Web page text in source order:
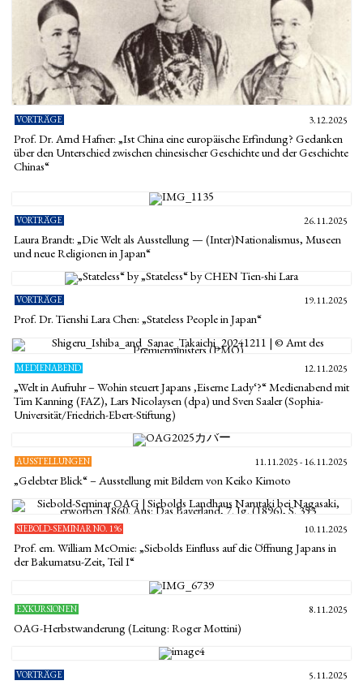
VORTRÄGE 3.12.2025
Prof. Dr. Arnd Hafner: „Ist China eine europäische Erfindung? Gedanken
über den Unterschied zwischen chinesischer Geschichte und der Geschichte
Chinas“
VORTRÄGE 26.11.2025
Laura Brandt: „Die Welt als Ausstellung — (Inter)Nationalismus, Museen
und neue Religionen in Japan“
VORTRÄGE 19.11.2025
Prof. Dr. Tienshi Lara Chen: „Stateless People in Japan“
MEDIENABEND 12.11.2025
„Welt in Aufruhr – Wohin steuert Japans ‚Eiserne Lady‘?“ Medienabend mit
Tim Kanning (FAZ), Lars Nicolaysen (dpa) und Sven Saaler (Sophia-
Universität/Friedrich-Ebert-Stiftung)
AUSSTELLUNGEN 11.11.2025 - 16.11.2025
„Gelebter Blick“ – Ausstellung mit Bildern von Keiko Kimoto
SIEBOLD-SEMINAR NO. 196 10.11.2025
Prof. em. William McOmie: „Siebolds Einfluss auf die Öffnung Japans in
der Bakumatsu-Zeit, Teil I“
EXKURSIONEN 8.11.2025
OAG-Herbstwanderung (Leitung: Roger Mottini)
VORTRÄGE 5.11.2025